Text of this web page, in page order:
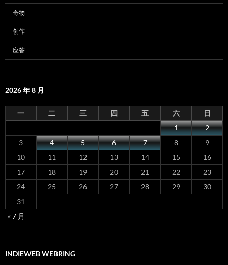
奇物
创作
应答
2026 年 8 月
一 二 三 四 五 六
日
1
2
3
4 5 6 7 8
9
10
11 12 13 14 15
16
17
18 19 20 21 22
23
24
25 26 27 28 29
30
31
« 7 月
INDIEWEB WEBRING